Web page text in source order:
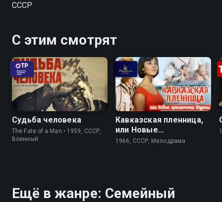
СССР
С этим смотрят
Судьба человека
The Fate of a Man • 1959, СССР,
Военный
Кавказская пленница,
или Новые
приключения Шурика
1966, СССР, Мелодрама
Ещё в жанре: Cемейный